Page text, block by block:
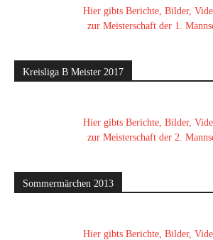
Hier gibts Berichte, Bilder,
zur Meisterschaft der 1.
Kreisliga B Meister 2017
Hier gibts Berichte, Bilder,
zur Meisterschaft der 2.
Sommermärchen 2013
Hier gibts Berichte, Bilder,